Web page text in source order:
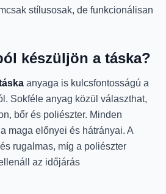
stílusosak, de funkcionálisan
készüljön a táska?
anyaga is kulcsfontosságú a
Sokféle anyag közül választhat,
bőr és poliészter. Minden
maga előnyei és hátrányai. A
rugalmas, míg a poliészter
az időjárás